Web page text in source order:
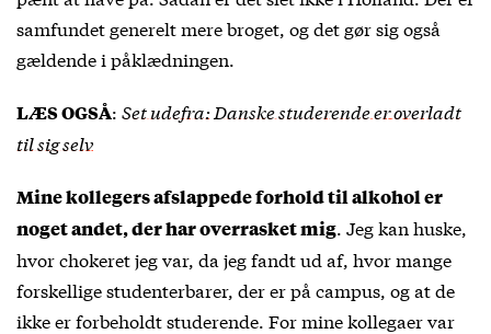
samfundet generelt mere broget, og det gør sig også
gældende i påklædningen.
LÆS OGSÅ: Set udefra: Danske studerende er overladt
til sig selv
Mine kollegers afslappede forhold til alkohol er
noget andet, der har overrasket mig. Jeg kan huske,
hvor chokeret jeg var, da jeg fandt ud af, hvor mange
forskellige studenterbarer, der er på campus, og at de
ikke er forbeholdt studerende. For mine kollegaer var